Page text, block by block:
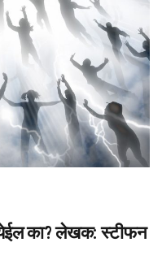
का? लेखक: स्टीफन